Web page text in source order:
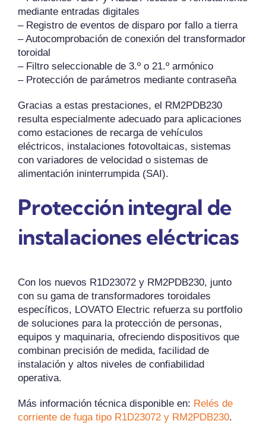
mediante entradas digitales
– Registro de eventos de disparo por fallo a tierra
– Autocomprobación de conexión del transformador
toroidal
– Filtro seleccionable de 3.º o 21.º armónico
– Protección de parámetros mediante contraseña
Gracias a estas prestaciones, el RM2PDB230
resulta especialmente adecuado para aplicaciones
como estaciones de recarga de vehículos
eléctricos, instalaciones fotovoltaicas, sistemas
con variadores de velocidad o sistemas de
alimentación ininterrumpida (SAI).
Protección integral de
instalaciones eléctricas
Con los nuevos R1D23072 y RM2PDB230, junto
con su gama de transformadores toroidales
específicos, LOVATO Electric refuerza su portfolio
de soluciones para la protección de personas,
equipos y maquinaria, ofreciendo dispositivos que
combinan precisión de medida, facilidad de
instalación y altos niveles de confiabilidad
operativa.
Más información técnica disponible en: Relés de
corriente de fuga tipo R1D23072 y RM2PDB230.